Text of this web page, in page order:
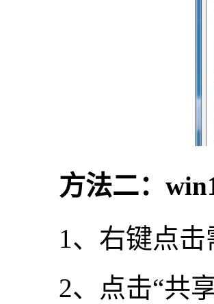
方法二：
1、右键点击
2、点击“共享